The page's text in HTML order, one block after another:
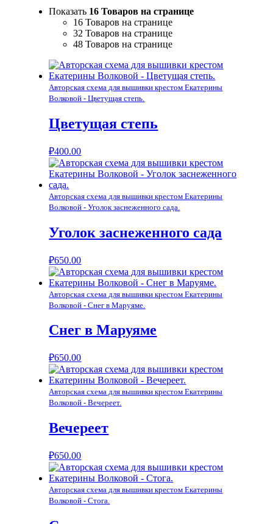
Показать 16 Товаров на странице
16 Товаров на странице
32 Товаров на странице
48 Товаров на странице
Авторская схема для вышивки крестом Екатерины
Волковой - Цветущая степь.
Цветущая степь
₽400.00
Авторская схема для вышивки крестом Екатерины
Волковой - Уголок заснеженного сада.
Уголок заснеженного сада
₽650.00
Авторская схема для вышивки крестом Екатерины
Волковой - Снег в Маруяме.
Снег в Маруяме
₽650.00
Авторская схема для вышивки крестом Екатерины
Волковой - Вечереет.
Вечереет
₽650.00
Авторская схема для вышивки крестом Екатерины
Волковой - Стога.